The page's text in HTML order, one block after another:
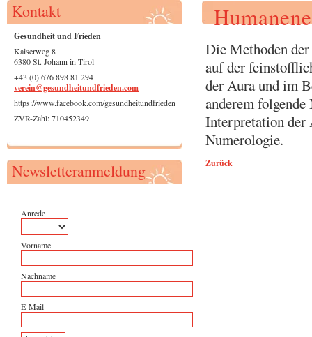
Kontakt
Gesundheit und Frieden
Kaiserweg 8
6380 St. Johann in Tirol
+43 (0) 676 898 81 294
verein@gesundheitundfrieden.com
https://www.facebook.com/gesundheitundfrieden
ZVR-Zahl: 710452349
Newsletteranmeldung
Anrede
Vorname
Nachname
E-Mail
Die Methoden
auf der
der Aura und im
anderem
Interpretation der
Numerologie.
Zurück